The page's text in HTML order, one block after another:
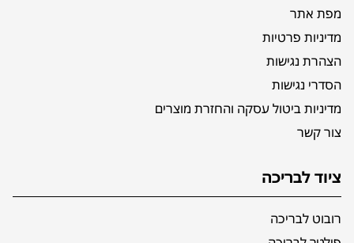
מפת אתר
מדיניות פרטיות
הצהרת נגישות
הסדרי נגישות
מדיניות ביטול עסקה והחזרת מוצרים
צור קשר
ציוד לבריכה
רובוט לבריכה